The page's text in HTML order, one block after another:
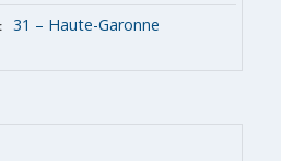
31 – Haute-Garonne